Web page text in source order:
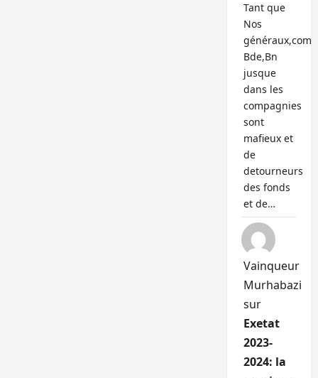
Tant que
Nos
généraux,com
Bde,Bn
jusque
dans les
compagnies
sont
mafieux et
de
detourneurs
des fonds
et de…
Vainqueur
Murhabazi
sur
Exetat
2023-
2024: la